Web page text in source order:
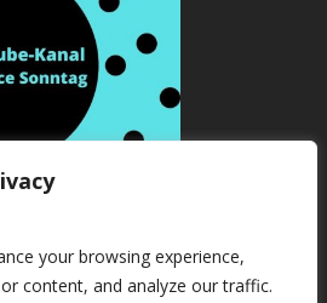
your browsing experience,
content, and analyze our traffic.